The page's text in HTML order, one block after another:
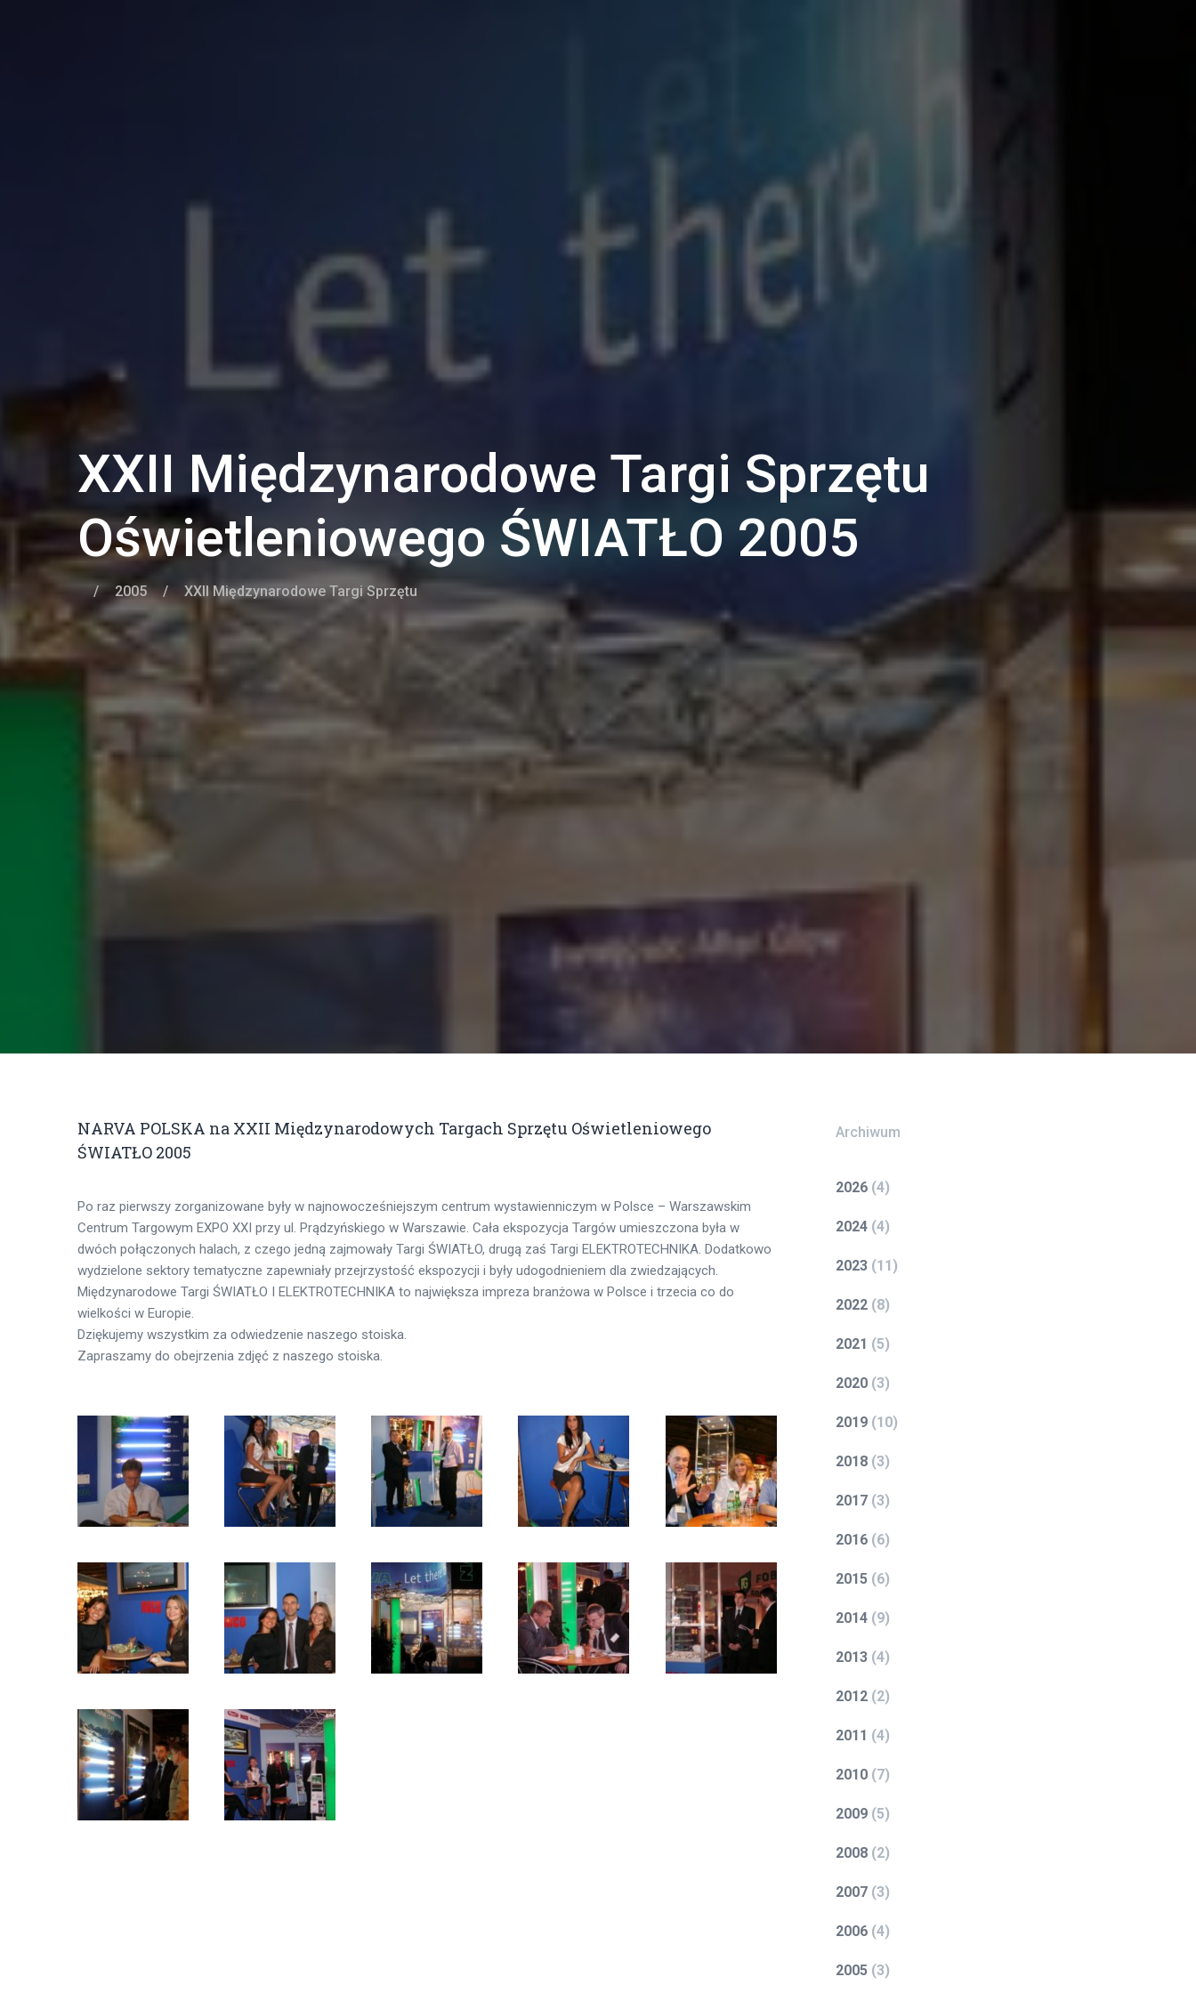
XXII Międzynarodowe Targi Sprzętu
Oświetleniowego ŚWIATŁO 2005
/ 2005 / XXII Międzynarodowe Targi Sprzętu
NARVA POLSKA na XXII Międzynarodowych Targach Sprzętu Oświetleniowego
ŚWIATŁO 2005
Po raz pierwszy zorganizowane były w najnowocześniejszym centrum wystawienniczym w Polsce – Warszawskim
Centrum Targowym EXPO XXI przy ul. Prądzyńskiego w Warszawie. Cała ekspozycja Targów umieszczona była w
dwóch połączonych halach, z czego jedną zajmowały Targi ŚWIATŁO, drugą zaś Targi ELEKTROTECHNIKA. Dodatkowo
wydzielone sektory tematyczne zapewniały przejrzystość ekspozycji i były udogodnieniem dla zwiedzających.
Międzynarodowe Targi ŚWIATŁO I ELEKTROTECHNIKA to największa impreza branżowa w Polsce i trzecia co do
wielkości w Europie.
Dziękujemy wszystkim za odwiedzenie naszego stoiska.
Zapraszamy do obejrzenia zdjęć z naszego stoiska.
Archiwum
2026 (4)
2024 (4)
2023 (11 )
2022 (8)
2021 (5)
2020 (3)
2019 (10)
2018 (3)
2017 (3)
2016 (6)
2015 (6)
2014 (9)
2013 (4)
2012 (2)
2011 (4)
2010 (7)
2009 (5)
2008 (2)
2007 (3)
2006 (4)
2005 (3)
OFERUJEMY
produkcji oświetlenia. Systemy
sterowania dla inteligentnych
budynków.
PLATFORMA B2B
ADRES NOWI KLIENCI